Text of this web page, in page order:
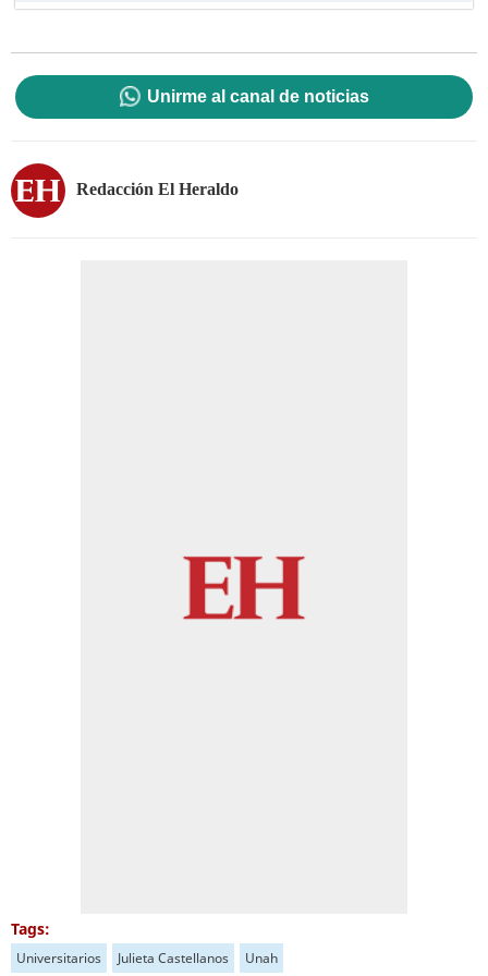
Unirme al canal de noticias
Redacción El Heraldo
Tags:
Universitarios Julieta Castellanos Unah